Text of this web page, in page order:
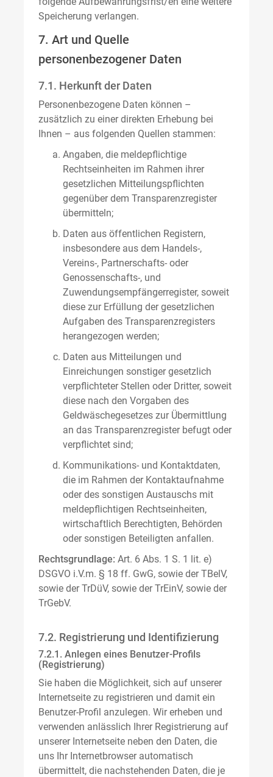
Speicherung verlangen.
7. Art und Quelle
personenbezogener Daten
7.1. Herkunft der Daten
Personenbezogene Daten können –
zusätzlich zu einer direkten Erhebung bei
Ihnen – aus folgenden Quellen stammen:
Angaben, die meldepflichtige
Rechtseinheiten im Rahmen ihrer
gesetzlichen Mitteilungspflichten
gegenüber dem Transparenzregister
übermitteln;
Daten aus öffentlichen Registern,
insbesondere aus dem Handels-,
Vereins-, Partnerschafts- oder
Genossenschafts-, und
Zuwendungsempfängerregister, soweit
diese zur Erfüllung der gesetzlichen
Aufgaben des Transparenzregisters
herangezogen werden;
Daten aus Mitteilungen und
Einreichungen sonstiger gesetzlich
verpflichteter Stellen oder Dritter, soweit
diese nach den Vorgaben des
Geldwäschegesetzes zur Übermittlung
an das Transparenzregister befugt oder
verpflichtet sind;
Kommunikations- und Kontaktdaten,
die im Rahmen der Kontaktaufnahme
oder des sonstigen Austauschs mit
meldepflichtigen Rechtseinheiten,
wirtschaftlich Berechtigten, Behörden
oder sonstigen Beteiligten anfallen.
Rechtsgrundlage: Art. 6 Abs. 1 S. 1 lit. e)
DSGVO i.V.m. § 18 ff. GwG, sowie der TBelV,
sowie der TrDüV, sowie der TrEinV, sowie der
TrGebV.
7.2. Registrierung und Identifizierung
7.2.1. Anlegen eines Benutzer-Profils
(Registrierung)
Sie haben die Möglichkeit, sich auf unserer
Internetseite zu registrieren und damit ein
Benutzer-Profil anzulegen. Wir erheben und
verwenden anlässlich Ihrer Registrierung auf
unserer Internetseite neben den Daten, die
uns Ihr Internetbrowser automatisch
übermittelt, die nachstehenden Daten, die je